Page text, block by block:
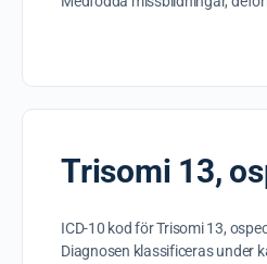
Trisomi 13,
ICD-10 kod för Trisomi 13,
Diagnosen klassificeras under